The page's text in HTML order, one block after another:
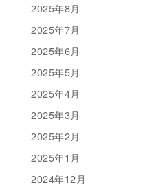
2025年8月
2025年7月
2025年6月
2025年5月
2025年4月
2025年3月
2025年2月
2025年1月
2024年12月